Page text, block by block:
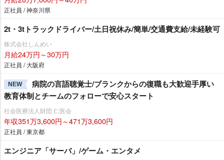
正社員 / 神奈川県
2t・3tトラックドライバー/土日祝休み/簡単/交通費支給/未経験可
株式会社しんめい
月給24万円～30万円
正社員 / 大阪府
NEW
病院の言語聴覚士/ブランクからの復職も大歓迎手厚い
教育体制とチームのフォローで安心スタート
社会医療法人財団 仁医会
年収351万3,600円～471万3,600円
正社員 / 東京都
エンジニア「サーバ」/ゲーム・エンタメ